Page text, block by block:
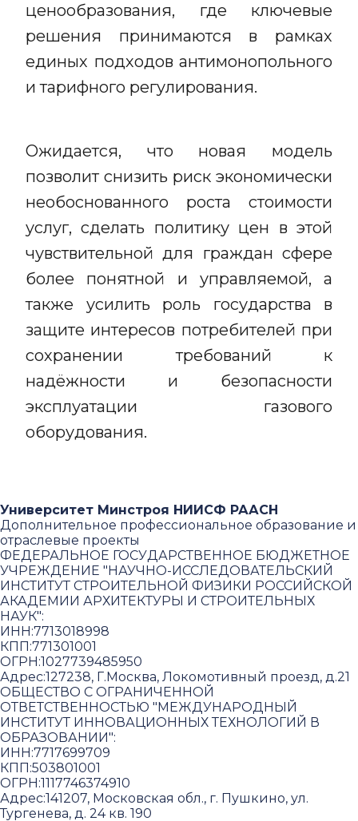
ценообразования, где ключевые
решения принимаются в рамках
единых подходов антимонопольного
и тарифного регулирования.
Ожидается, что новая модель
позволит снизить риск экономически
необоснованного роста стоимости
услуг, сделать политику цен в этой
чувствительной для граждан сфере
более понятной и управляемой, а
также усилить роль государства в
защите интересов потребителей при
сохранении требований к
надёжности и безопасности
эксплуатации газового
оборудования.
Университет Минстроя НИИСФ РААСН
Дополнительное профессиональное образование и
отраслевые проекты
ФЕДЕРАЛЬНОЕ ГОСУДАРСТВЕННОЕ БЮДЖЕТНОЕ
УЧРЕЖДЕНИЕ "НАУЧНО-ИССЛЕДОВАТЕЛЬСКИЙ
ИНСТИТУТ СТРОИТЕЛЬНОЙ ФИЗИКИ РОССИЙСКОЙ
АКАДЕМИИ АРХИТЕКТУРЫ И СТРОИТЕЛЬНЫХ
НАУК":
ИНН:7713018998
КПП:771301001
ОГРН:1027739485950
Адрес:127238, Г.Москва, Локомотивный проезд, д.21
ОБЩЕСТВО С ОГРАНИЧЕННОЙ
ОТВЕТСТВЕННОСТЬЮ "МЕЖДУНАРОДНЫЙ
ИНСТИТУТ ИННОВАЦИОННЫХ ТЕХНОЛОГИЙ В
ОБРАЗОВАНИИ":
ИНН:7717699709
КПП:503801001
ОГРН:1117746374910
Адрес:141207, Московская обл., г. Пушкино, ул.
Тургенева, д. 24 кв. 190